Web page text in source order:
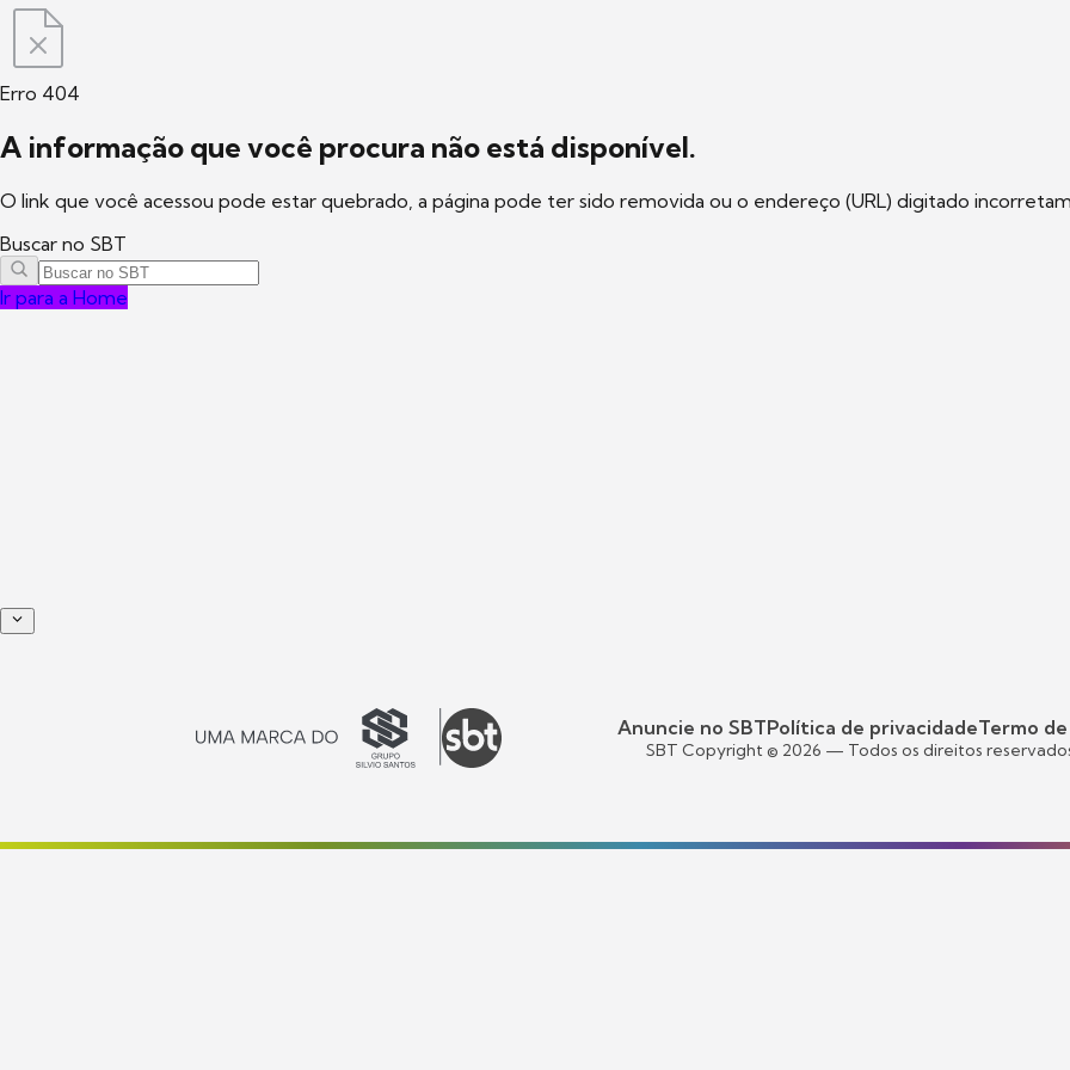
Erro 404
A informação que você procura não está disponível.
O link que você acessou pode estar quebrado, a página pode ter sido removida ou o endereço (URL) digitado
Buscar no SBT
Ir para a Home
Anuncie no SBTPolítica de privacidadeTermo de
SBT Copyright © 2026 — Todos os direitos